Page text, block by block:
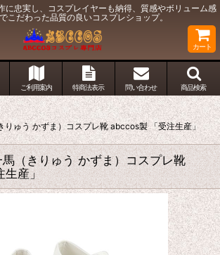
に忠実し、コスプレイヤーも納得、質感やボリューム感
こだわった品質の良いコスプレショップ。
カート
ご利用案内 特商法表示 問い合わせ 商品検索
りゅう かずま）コスプレ靴 abccos製 「受注生産」
（きりゅう かずま）コスプレ靴
生産」